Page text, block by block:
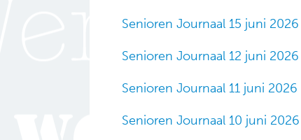
Senioren Journaal 15 juni 2026
Senioren Journaal 12 juni 2026
Senioren Journaal 11 juni 2026
Senioren Journaal 10 juni 2026